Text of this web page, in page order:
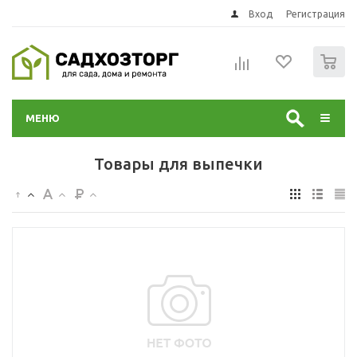
Вход Регистрация
МЕНЮ
Товары для выпечки